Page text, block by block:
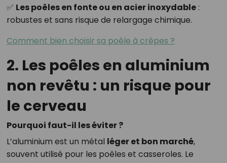
✅ Les poêles en fonte ou en acier inoxydable:
robustes et sans risque de relargage chimique.
Comment bien choisir sa poêle à crêpes ?
2. Les poêles en aluminium
non revêtu : un risque pour
le cerveau
Pourquoi faut-il les éviter ?
L’aluminium est un métal léger et bon marché,
souvent utilisé pour les poêles et casseroles. Le